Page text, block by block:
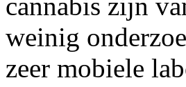
weinig
zeer mobiele